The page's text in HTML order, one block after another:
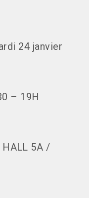
24 janvier
– 19H
HALL 5A /